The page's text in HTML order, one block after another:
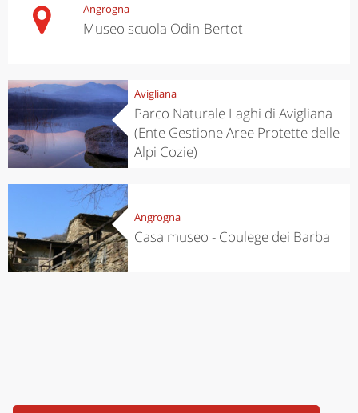
Angrogna
Museo scuola Odin-Bertot
Avigliana
Parco Naturale Laghi di Avigliana
(Ente Gestione Aree Protette delle
Alpi Cozie)
Angrogna
Casa museo - Coulege dei Barba